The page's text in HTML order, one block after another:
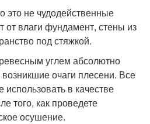
это не чудодейственные
от влаги фундамент, стены из
под стяжкой.
углем абсолютно
очаги плесени. Все
в качестве
того, как проведете
осушение.